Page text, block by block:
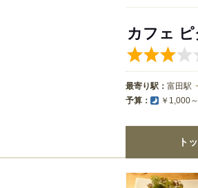
カフェ
最寄り駅： 富田駅
予算： ￥1,000
ト